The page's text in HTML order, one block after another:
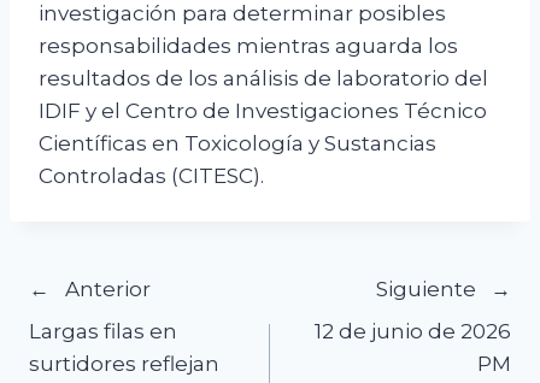
investigación para determinar posibles
responsabilidades mientras aguarda los
resultados de los análisis de laboratorio del
IDIF y el Centro de Investigaciones Técnico
Científicas en Toxicología y Sustancias
Controladas (CITESC).
Navegación
de
Anterior
Largas filas en
surtidores reflejan
Siguiente
12 de junio de 2026
PM